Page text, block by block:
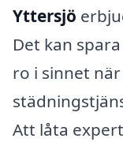
Yttersjö
Det kan
ro i sinnet
Att låta